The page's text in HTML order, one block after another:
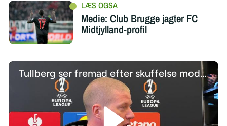
Medie: Club Brugge jagter FC
Midtjylland-profil
Tullberg ser fremad efter skuffelse mod Forest